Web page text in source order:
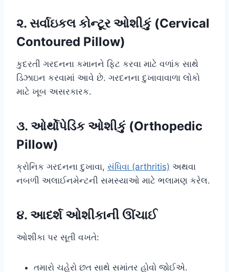
૨. સર્વાઇકલ કોન્ટૂર ઓશીકું (Cervical
Contoured Pillow)
કુદરતી ગરદનના કમાનને ફિટ કરવા માટે વળાંક સાથે
ડિઝાઇન કરવામાં આવે છે. ગરદનના દુખાવાવાળા લોકો
માટે ખૂબ અસરકારક.
૩. ઓર્થોપેડિક ઓશીકું (Orthopedic
Pillow)
ક્રોનિક ગરદનના દુખાવા, સંધિવા (arthritis) અથવા
નબળી અલાઈનમેન્ટની સમસ્યાઓ માટે ભલામણ કરેલ.
૪. આદર્શ ઓશીકાની ઊંચાઈ
ઓશીકા પર સૂતી વખતે:
તમારો ચહેરો છત સાથે સમાંતર હોવો જોઈએ.